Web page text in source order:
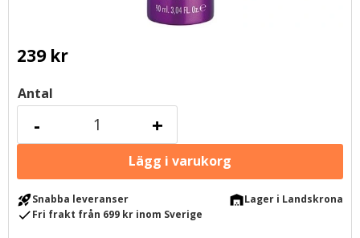
239kr
Antal
+
-
rocket_launchSnabba leveranser warehouseLager i Landskrona
checkFri frakt från 699 kr inom Sverige